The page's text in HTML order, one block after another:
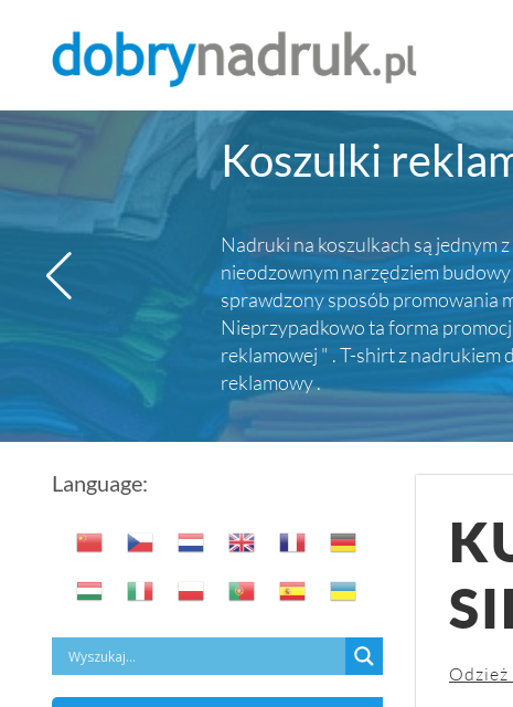
Koszulki
Nadruki na koszulkach są jednym
nieodzownym narzędziem
sprawdzony sposób promowania
Nieprzypadkowo ta forma
reklamowej " . T-shirt z nadrukiem
reklamowy .
Language:
Odzież